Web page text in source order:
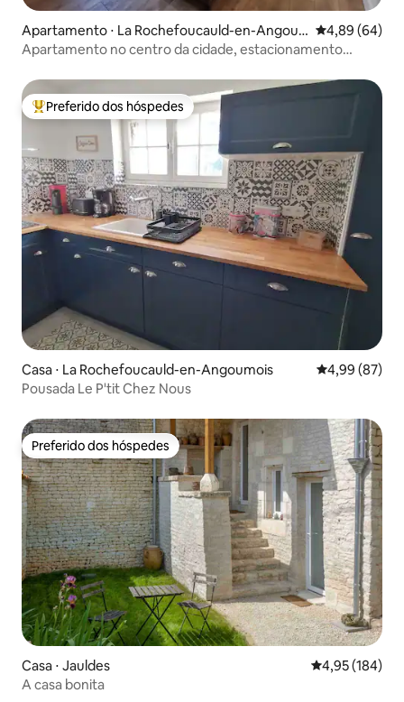
Apartamento ⋅ La Rochefoucauld-en-Angou
mois
4,89 de uma
4,89 (64)
Apartamento no centro da cidade, estacionamento
Entre os melhores preferidos dos hóspedes
Preferido dos hóspedes
Casa ⋅ La Rochefoucauld-en-Angoumois 4,99 de uma
4,99 (87)
Pousada Le P'tit Chez Nous
Preferido dos hóspedes
Preferido dos hóspedes
Casa ⋅ Jauldes 4,95 de uma
4,95 (184)
A casa bonita